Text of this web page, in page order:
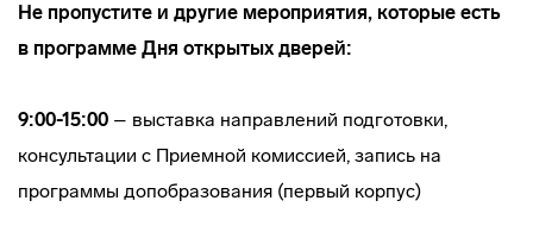
Не пропустите и другие мероприятия, которые есть
в программе Дня открытых дверей:
9:00-15:00 – выставка направлений подготовки,
консультации с Приемной комиссией, запись на
программы допобразования (первый корпус)